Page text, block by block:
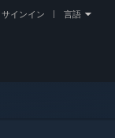
サインイン 言語